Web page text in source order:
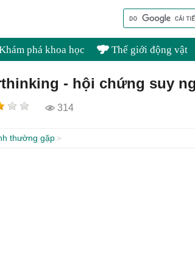
phá khoa học Thế giới động vật
- hội chứng suy
314
thường gặp